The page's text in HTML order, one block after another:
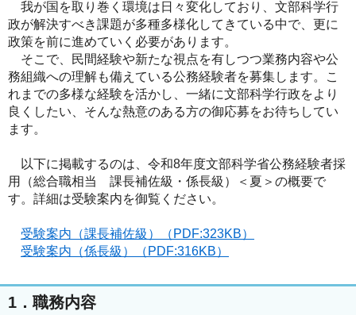
我が国を取り巻く環境は日々変化しており、文部科学行
政が解決すべき課題が多種多様化してきている中で、更に
政策を前に進めていく必要があります。
そこで、民間経験や新たな視点を有しつつ業務内容や公
務組織への理解も備えている公務経験者を募集します。こ
れまでの多様な経験を活かし、一緒に文部科学行政をより
良くしたい、そんな熱意のある方の御応募をお待ちしてい
ます。
以下に掲載するのは、令和8年度文部科学省公務経験者採
用（総合職相当 課長補佐級・係長級）＜夏＞の概要で
す。詳細は受験案内を御覧ください。
受験案内（課長補佐級）（PDF:323KB）
受験案内（係長級）（PDF:316KB）
1．職務内容